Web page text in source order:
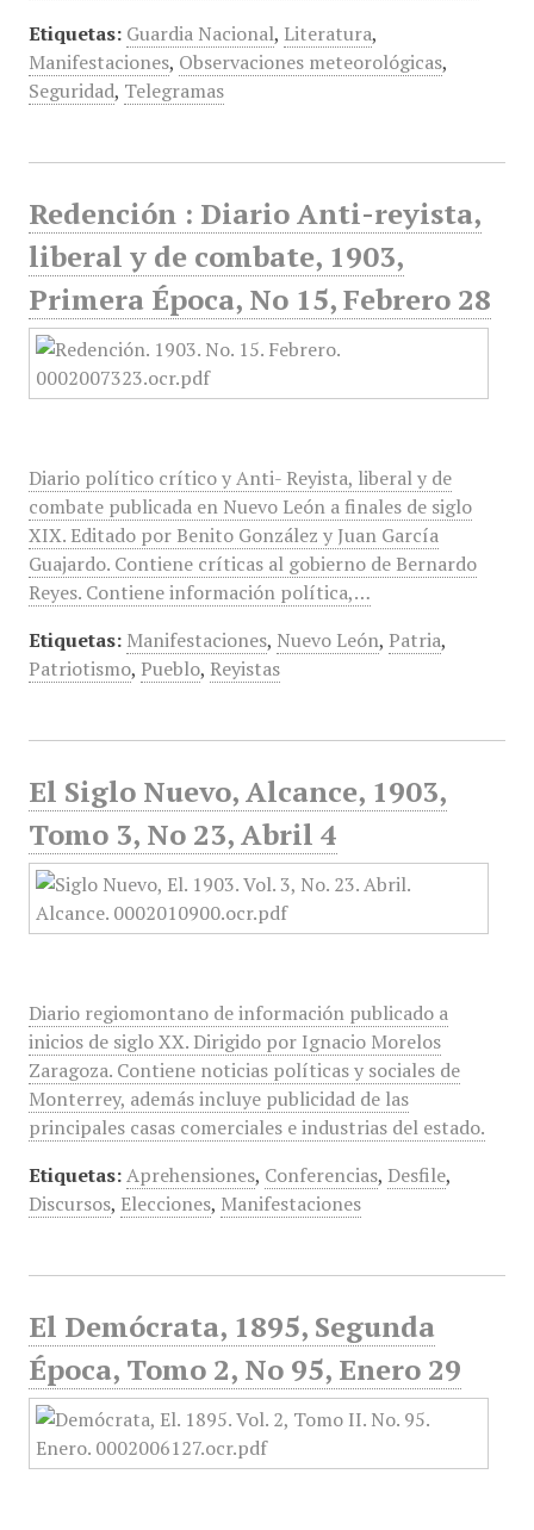
Etiquetas: Guardia Nacional, Literatura,
Manifestaciones, Observaciones meteorológicas,
Seguridad, Telegramas
Redención : Diario Anti-reyista,
liberal y de combate, 1903,
Primera Época, No 15, Febrero 28
Diario político crítico y Anti- Reyista, liberal y de
combate publicada en Nuevo León a finales de siglo
XIX. Editado por Benito González y Juan García
Guajardo. Contiene críticas al gobierno de Bernardo
Reyes. Contiene información política,…
Etiquetas: Manifestaciones, Nuevo León, Patria,
Patriotismo, Pueblo, Reyistas
El Siglo Nuevo, Alcance, 1903,
Tomo 3, No 23, Abril 4
Diario regiomontano de información publicado a
inicios de siglo XX. Dirigido por Ignacio Morelos
Zaragoza. Contiene noticias políticas y sociales de
Monterrey, además incluye publicidad de las
principales casas comerciales e industrias del estado.
Etiquetas: Aprehensiones, Conferencias, Desfile,
Discursos, Elecciones, Manifestaciones
El Demócrata, 1895, Segunda
Época, Tomo 2, No 95, Enero 29